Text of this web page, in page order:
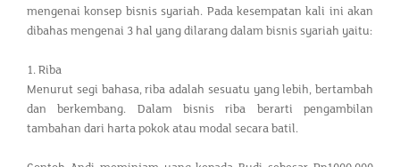
mengenai konsep bisnis syariah. Pada kesempatan kali ini akan
dibahas mengenai 3 hal yang dilarang dalam bisnis syariah yaitu:
1. Riba
Menurut segi bahasa, riba adalah sesuatu yang lebih, bertambah
dan berkembang. Dalam bisnis riba berarti pengambilan
tambahan dari harta pokok atau modal secara batil.